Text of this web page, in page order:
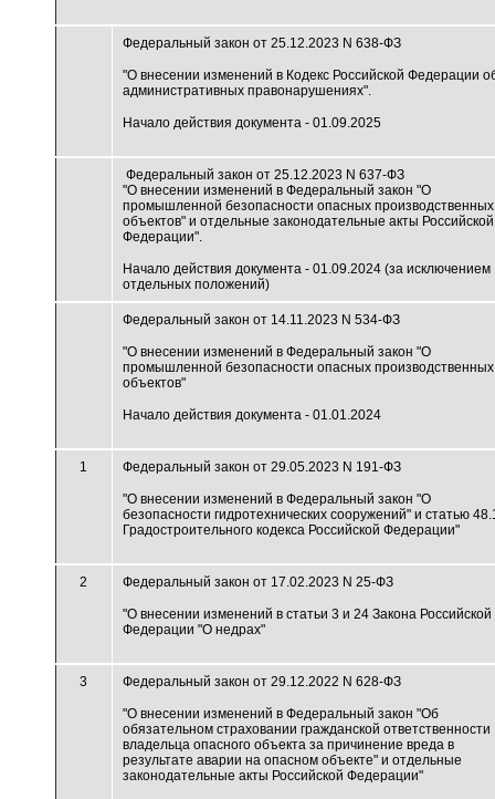
Федеральный закон от 25.12.2023 N 638-ФЗ
"О внесении изменений в Кодекс Российской Федерации
административных правонарушениях".
Начало действия документа - 01.09.2025
Федеральный закон от 25.12.2023 N 637-ФЗ
"О внесении изменений в Федеральный закон "О
промышленной безопасности опасных производственных
объектов" и отдельные законодательные акты Российской
Федерации".
Начало действия документа - 01.09.2024 (за исключением
отдельных положений)
Федеральный закон от 14.11.2023 N 534-ФЗ
"О внесении изменений в Федеральный закон "О
промышленной безопасности опасных производственных
объектов"
Начало действия документа - 01.01.2024
1 Федеральный закон от 29.05.2023 N 191-ФЗ
"О внесении изменений в Федеральный закон "О
безопасности гидротехнических сооружений" и статью
Градостроительного кодекса Российской Федерации"
2 Федеральный закон от 17.02.2023 N 25-ФЗ
"О внесении изменений в статьи 3 и 24 Закона Российской
Федерации "О недрах"
3 Федеральный закон от 29.12.2022 N 628-ФЗ
"О внесении изменений в Федеральный закон "Об
обязательном страховании гражданской ответственности
владельца опасного объекта за причинение вреда в
результате аварии на опасном объекте" и отдельные
законодательные акты Российской Федерации"